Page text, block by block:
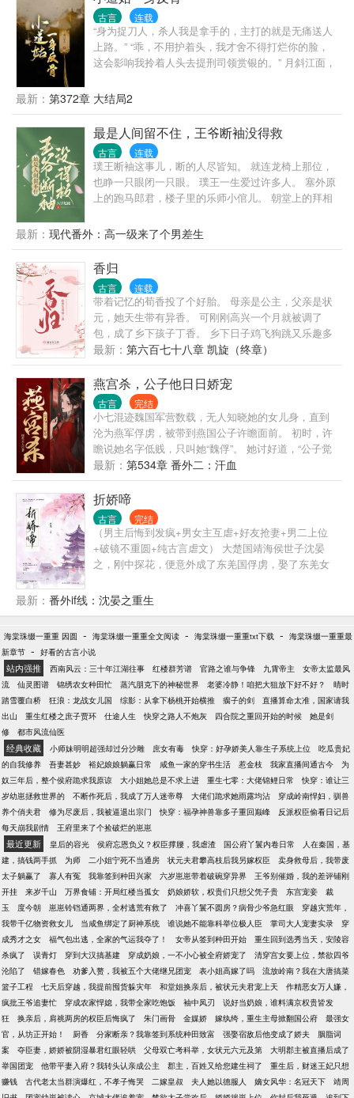
古言 连载
“身为捉刀人，杀人我是拿手的，主打的就是无痛送人
上路。” “乖，不用护着头，我才舍不得打烂你的脸，
这会影响我拎着人头去提刑司领赏银的。” 月斜江面，
塘江面那艘乌篷船上挂着昏黄的油灯发出悠悠的光
圈。 船舷边蹲着个雌雄莫辨的灰袍小道士，俊雅的眉
眼带着浅笑，耳后不伦不类的夹了朵野花，竟比从她
拳头上滴落的血更娇艳。 “小道长……饶命……” 被她
踩在脚下的汉子一边咳血一边求饶：“我比提刑司多
出……一百贯钱，请小道长高抬贵脚。” “钱不钱的不
打紧，主要是祖师爷慈悲，”小道士慢条斯理地移开自
己的脚，“现银还是宝钞？” “宝钞……”汉子喘息着
划算，”小道士灿然一笑，“得加钱。”
最新： 第372章 大结局2
最是人间留不住，王爷断袖没得救
古言 连载
璞王断袖这事儿，断的人尽皆知。 就连龙椅上那位，
也睁一只眼闭一只眼。 璞王一生爱过许多人。 塞外原
上的跑马郎君，楼子里的乐师小倌儿。 朝堂上的拜相
过一息，生死，不过百年。
最新： 现代番外：高一级来了个男差生
香归
古言 连载
带着记忆的荀香投了个好胎。 母亲是公主，父亲是状
元，她天生带有异香。 可刚刚高兴一个月就被调了
包，成了乡下孩子丁香。 乡下日子鸡飞狗跳又乐趣多
多。 祖父是恶人，三个哥哥个个是人才。 看丁香如何
调教老小孩子，带领全家走上人生巅峰。 一切准备就
绪，她寻着记忆找到那个家。 假荀香风光正好……
最新： 第六百七十八章 凯旋（终章）
燕宫杀，公子他日日娇宠
古言 完结
小七混迹魏国军营数载，无人知晓她的女儿身，直到
沦为燕军俘虏，被带到燕国公子许瞻面前。 初时，许
瞻说她名字低贱，只叫她“魏俘”。 她讨好道，“公子觉
得不好听，便为小七赐个名字罢。” 他轻笑一声，“你
在我眼里如同死物，不必有名字。” 为了活命，她又建
议，“公子带我回燕国罢，我很会侍奉人。” 他的话刻
薄低冷，“燕宫宫人婢子众多，不缺你一个。” 后来她
一心想回魏国，许瞻却将她困在燕宫，不许她走了。
宫门嵯峨，殿高百丈。 他宽衣上榻，欺身迫来，“小
七，你刻在了我的骨子里。”
最新： 第534章 番外二：汗血
折娇啼
古言 完结
（男主后悔到发疯+男女主互虐+好友抢妻+男二上位
+破镜不重圆+纯古言虐文） 大楚国靖海侯世子沈晏
之，刚中探花，便意外成了东羌国俘虏，娶了东羌女
风姿俊逸的大楚夫君。 少女情窦初开，心跳如鹿。 朝
夕相处，他们开始相互倾心，相依为命。 秦归晚为沈
一身旧疾。 四年后，沈晏之得到了重回大楚的机会。
他冷笑着告诉秦归晚：“我怎可能对一个东羌女子付出
真心？这些年，对你不过是逢场作戏、欺骗利用罢
了。” “从始至终，只有你蠢而不知，沦陷其中。” 后
来，秦归晚被迫随沈晏之回了大楚。 沈晏之到家第一
件事，便是迎娶貌美表妹为妻。 秦归晚心平气和，笑
心。 秦归晚莞尔：“沈公子，何必钻冰取火？你说过，
铁石之心，纵然海枯石烂，也不会因情而动。” 顾濯缨
握着秦归晚的手，挑眉哂笑：“沈宴之，听清楚我夫人
的话了吗？听清了就滚！” （男主沈晏之，顾濯缨是男
二，男二不会因为上位成为男主，戏份也不会因上位
超过男主。）
最新： 番外if线：沈晏之重生
海棠珠缀一重重 因圆 - 海棠珠缀一重重全文阅读 - 海棠珠缀一重重txt下载 - 海棠珠缀一重重最
新章节 - 好看的古言小说
站内强推 西南风云：三十年江湖往事 红楼群芳谱 官路之谁与争锋 九霄帝主
女帝太监最风
流
仙灵图谱 锦绣农女种田忙 蒸汽朋克下的神秘世界 老婆冷静！咱把大狙放下好不好？
晴时
踏雪覆白桥
狂浪：龙战女儿国 综影：从拿下杨桃开始横推 瘸子的剑
直播算命太准，国家请我
出山
重生红楼之庶子贾环 仕途人生 快穿之路人不炮灰 四合院之重回开始的时候
她是剑
修
都市风流仙医
经典收藏 小师妹明明超强却过分沙雕 庶女有毒 快穿：好孕娇美人靠生子系统上位
吃瓜贵妃
的自我修养
吾妻甚妙 裕妃娘娘躺赢日常 咸鱼一家的穿书生活 惹金枝 我家直播间通古今
为
奴三年后，整个侯府跪求我原谅
大小姐她总是不求上进 重生七零：大佬锦鲤日常
快穿：谁让三
岁幼崽拯救世界的
不断作死后，我成了万人迷帝尊 大佬们跪求她雨露均沾
穿成岭南悍妇，驯兽
养个俏夫君
修为尽废后，我被逼退出宗门 快穿：福孕神兽靠多子重回巅峰
反派权臣偷看日记后
每天崩我剧情
王府里来了个捡破烂的崽崽
最近更新 皇后的容光 侯府忘恩负义？权臣撑腰，我虐渣 国公府丫鬟内卷日常
人在秦国，基
建，搞钱两手抓
为师 二小姐宁死不当通房 状元夫君攀高枝后我另嫁权臣
卖身救母后，我带废
太子躺赢了
寡人有冤 我靠签到种田兴家 六岁崽崽带着破碗穿异界
王爷别催婚，我的差评铺刚
开挂
来岁千山 万界食铺：开局红楼当孤女 奶娘娇软，权贵们只想父凭子贵 东宫宠妾
裁
玉
度今朝 崽崽铃铛通两界，全村逃荒有救了 冲喜丫鬟不圆房？病骨少爷急红眼
穿越灾荒年，
我带千亿物资救女儿
当咸鱼绑定了厨神系统 谁说她不能靠科举位极人臣 掌司大人宠妻实录
穿
成秀才之女
福气包出逃，全家的气运我夺了！ 女帝从签到种田开始
重生回到选秀当天，安陵容
杀疯了
误青灯 穿到大汉搞基建 穿成奶娘，一不小心被全府娇宠了
清穿宫女要上位，禁欲四爷
沦陷了
错嫁春色 劝爹入赘，我被五个大佬继兄团宠 表小姐高嫁了吗
流放岭南？我在大唐搞菜
篮子工程
七天后穿越，我提前囤货躲灾年 和堂姐换亲后，被状元夫君宠上天
作精恶女万人嫌，
疯批王爷追妻忙
穿成农家悍媳，我带全家吃饱饭 袖中凤刃
说好当奶娘，谁料满京权贵皆发
狂
换亲后，肩祧两房的权臣后悔疯了 朱门画骨 金媒娇 嫁纨绔，重生主母掀翻国公府
最强女
官，从坊正开始！
厨香 分家断亲？我靠签到系统种田致富 强娶宿敌后他变成了娇夫
胭脂词
案
夺臣妻，娇娇被阴湿暴君红眼轻哄 父母双亡考科举，女状元六元及第
大明郡主被直播后成了
举国团宠
他带平妻入府？我转头认亲成公主 郡主，百姓又给您建生祠了
重生后，财迷王妃只想
赚钱
古代老太当群演爆红，不孝子悔哭 二嫁皇叔 夫人她以德服人 嫡女风华：名冠天下
靖周